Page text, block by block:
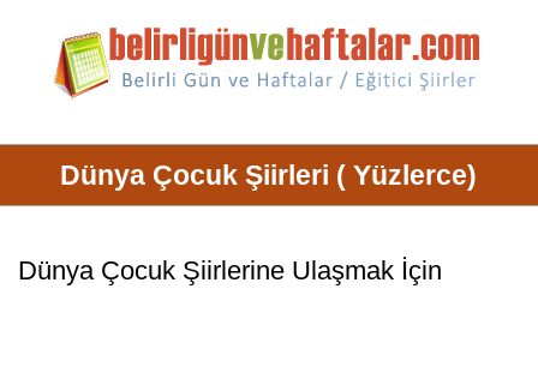
Dünya Çocuk Şiirleri ( Yüzlerce)
Dünya Çocuk Şiirlerine Ulaşmak İçin